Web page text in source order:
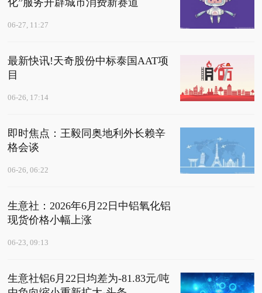
化”服务开辟城市消费新赛道
06-27, 11:27
最新快讯!天奇股份中标泰国AAT项
目
06-26, 17:14
即时焦点：王毅同奥地利外长赖辛
格会谈
06-26, 06:22
生意社：2026年6月22日中铝氧化铝
现货价格小幅上涨
06-23, 09:13
生意社铝6月22日均差为-81.83元/吨